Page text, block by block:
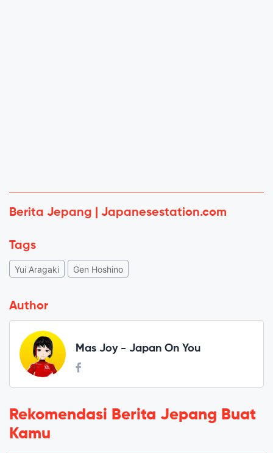
Berita Jepang | Japanesestation.com
Tags
Yui Aragaki Gen Hoshino
Author
Mas Joy - Japan On You
Rekomendasi Berita Jepang Buat
Kamu